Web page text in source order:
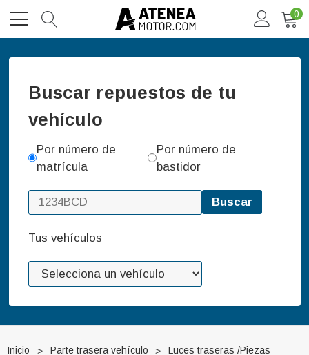
0
Buscar repuestos de tu
vehículo
Por número de
matrícula
Por número de
bastidor
Buscar
Tus vehículos
Inicio Parte trasera vehículo
Luces traseras /Piezas